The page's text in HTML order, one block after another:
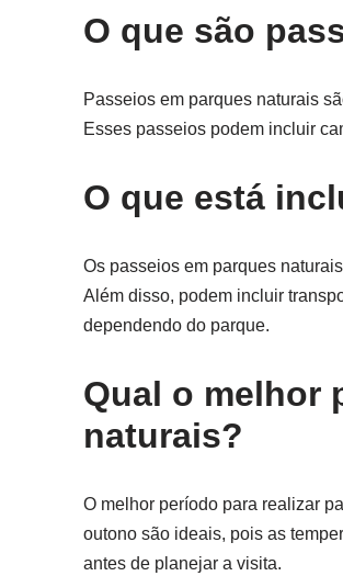
O que são
Passeios em parques naturais
Esses passeios podem incluir
O que está
Os passeios em parques
Além disso, podem incluir
dependendo do parque.
Qual o melhor
naturais?
O melhor período para realizar
outono são ideais, pois as
antes de planejar a visita.